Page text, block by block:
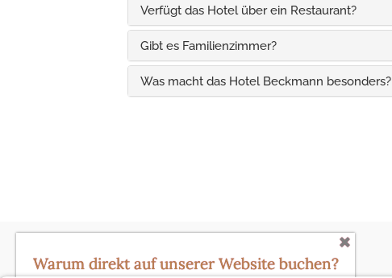
Verfügt das Hotel über ein Restaurant?
Gibt es Familienzimmer?
Was macht das Hotel Beckmann besonders?
Warum direkt auf unserer Website buchen?